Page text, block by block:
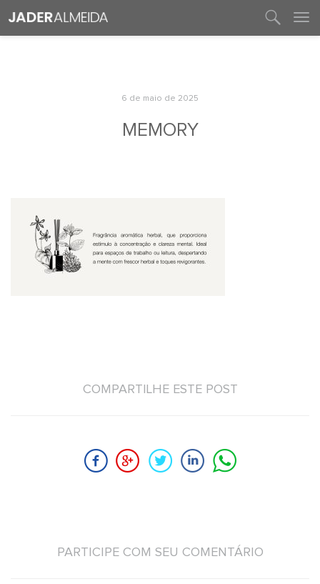
6 de maio de 2025
MEMORY
COMPARTILHE ESTE POST
PARTICIPE COM SEU COMENTÁRIO